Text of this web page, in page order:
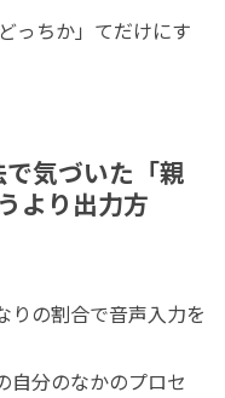
っちか」てだけにす
気づいた「親
より出力方
りの割合で音声入力を
自分のなかのプロセ